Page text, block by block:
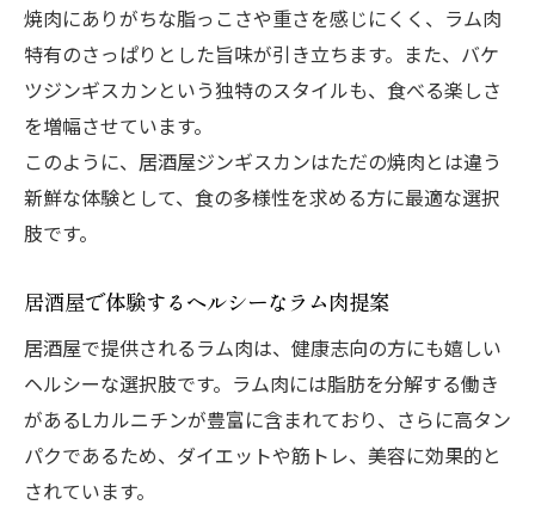
焼肉にありがちな脂っこさや重さを感じにくく、ラム肉
特有のさっぱりとした旨味が引き立ちます。また、バケ
ツジンギスカンという独特のスタイルも、食べる楽しさ
を増幅させています。
このように、居酒屋ジンギスカンはただの焼肉とは違う
新鮮な体験として、食の多様性を求める方に最適な選択
肢です。
居酒屋で体験するヘルシーなラム肉提案
居酒屋で提供されるラム肉は、健康志向の方にも嬉しい
ヘルシーな選択肢です。ラム肉には脂肪を分解する働き
があるLカルニチンが豊富に含まれており、さらに高タン
パクであるため、ダイエットや筋トレ、美容に効果的と
されています。